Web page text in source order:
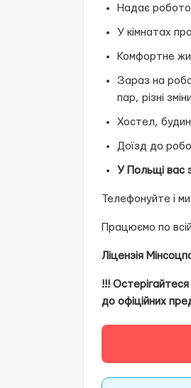
Надає
У кімнатах
Комфортне
Зараз на
пар, різні
Хостел,
Доїзд до
У Польщі вас
Телефонуйте і
Працюємо по
Ліцензія
!!!
до офіційних